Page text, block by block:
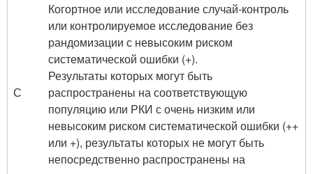
С
Когортное или исследование случай-контроль
или контролируемое исследование без
рандомизации с невысоким риском
систематической ошибки (+).
Результаты которых могут быть
распространены на соответствующую
популяцию или РКИ с очень низким или
невысоким риском систематической ошибки (++
или +), результаты которых не могут быть
непосредственно распространены на